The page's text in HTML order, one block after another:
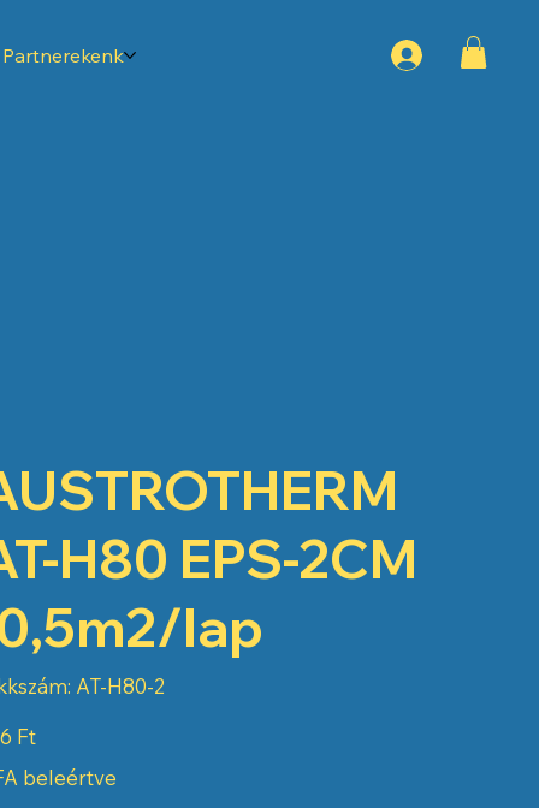
Partnerekenk
H80 EPS-2CM
lap
Cikkszám:
AT-
AT-H80-2
Ft
beleértve